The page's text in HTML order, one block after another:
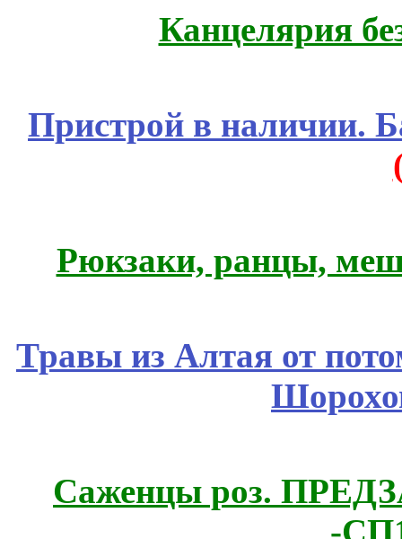
Канцелярия
Пристрой в наличии.
Рюкзаки, ранцы,
Травы из Алтая от
Саженцы роз.
-